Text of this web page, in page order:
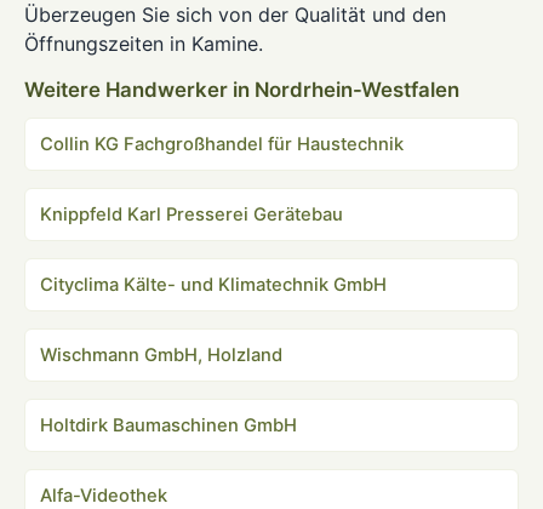
Überzeugen Sie sich von der Qualität und den
Öffnungszeiten in Kamine.
Weitere Handwerker in Nordrhein-Westfalen
Collin KG Fachgroßhandel für Haustechnik
Knippfeld Karl Presserei Gerätebau
Cityclima Kälte- und Klimatechnik GmbH
Wischmann GmbH, Holzland
Holtdirk Baumaschinen GmbH
Alfa-Videothek